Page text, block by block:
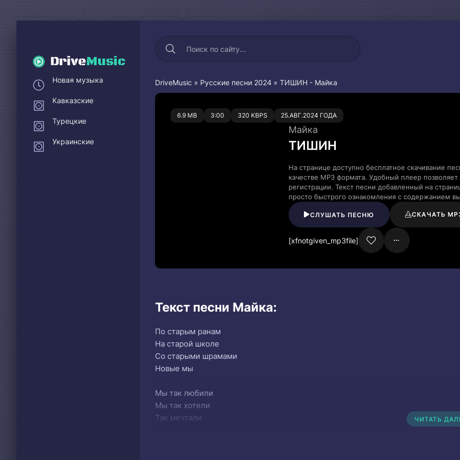
DriveMusic
DriveMusic » Русские песни 2024 » ТИШИН - Майка
6.9 MB 3:00 320 KBPS 25.АВГ.2024 ГОДА
0 0
Майка
ТИШИН
На странице доступно бесплатное скачивание
качестве MP3 формата. Удобный плеер
регистрации. Текст песни добавленный на
просто быстрого ознакомления с содержанием
СЛУШАТЬ ПЕСНЮ СКАЧАТЬ
[xfnotgiven_mp3file]
Текст песни Майка:
По старым ранам
На старой школе
Со старыми шрамами
Новые мы
Мы так любили
Мы так хотели
Так мечтали
ЧИТАТЬ
Новая музыка
Кавказские
Турецкие
Украинские